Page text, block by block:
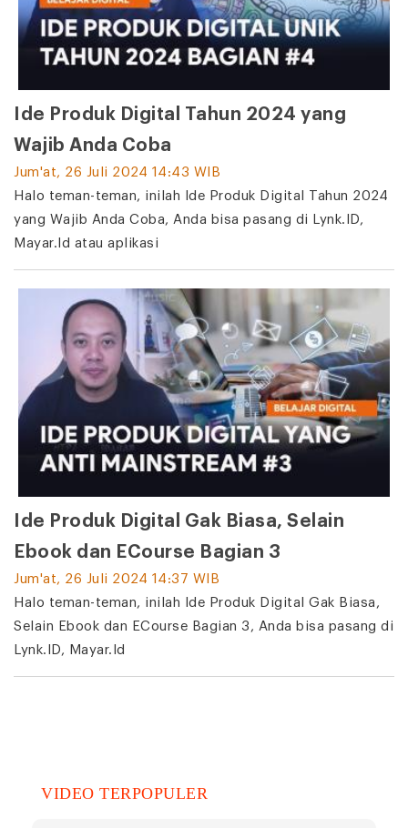
Ide Produk Digital Tahun 2024 yang
Wajib Anda Coba
Jum'at, 26 Juli 2024 14:43 WIB
Halo teman-teman, inilah Ide Produk Digital Tahun 2024
yang Wajib Anda Coba, Anda bisa pasang di Lynk.ID,
Mayar.Id atau aplikasi
Ide Produk Digital Gak Biasa, Selain
Ebook dan ECourse Bagian 3
Jum'at, 26 Juli 2024 14:37 WIB
Halo teman-teman, inilah Ide Produk Digital Gak Biasa,
Selain Ebook dan ECourse Bagian 3, Anda bisa pasang di
Lynk.ID, Mayar.Id
VIDEO TERPOPULER